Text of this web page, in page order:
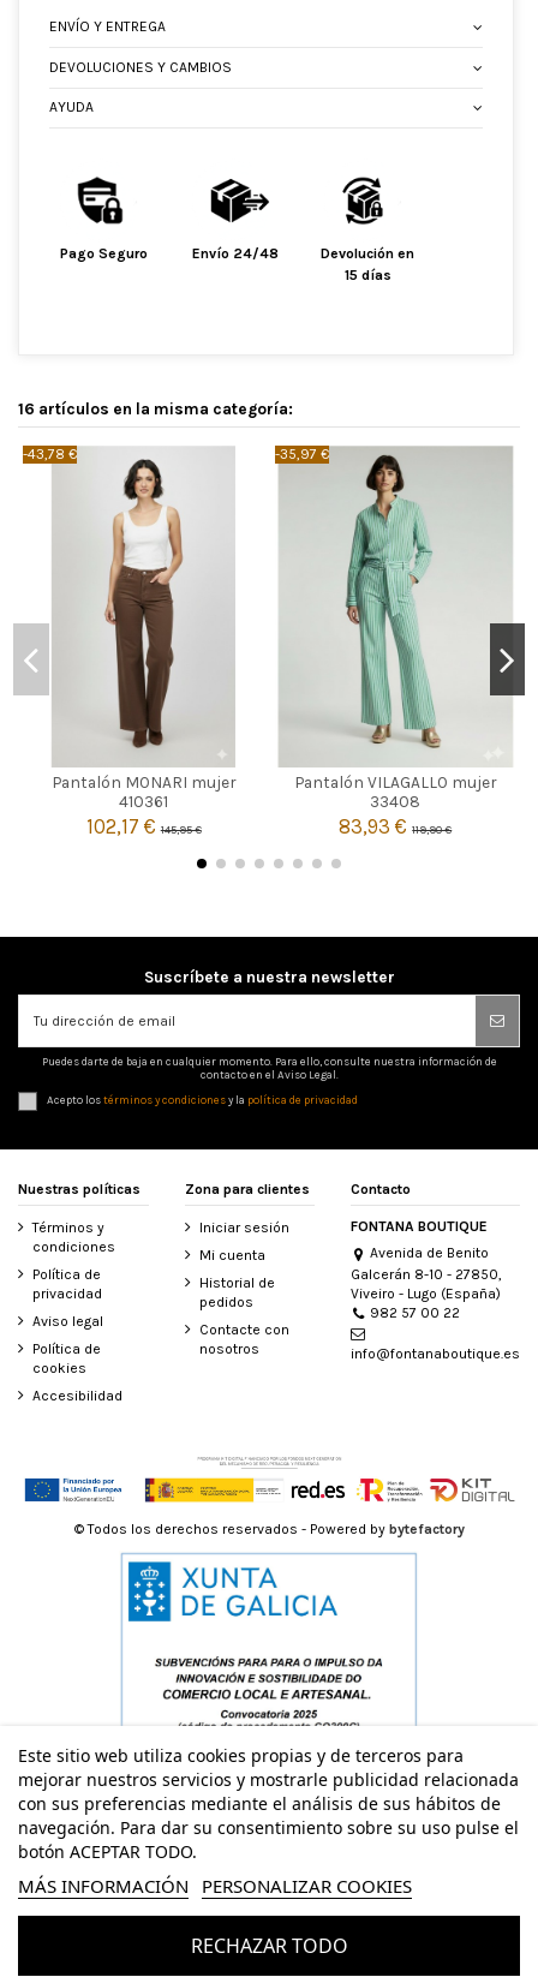
ENVÍO Y ENTREGA
DEVOLUCIONES Y CAMBIOS
AYUDA
Pago Seguro Envío 24/48
Devolución en
15 días
16 artículos en la misma categoría:
-43,78 €
Pantalón MONARI mujer
410361
102,17 €145,95 €
MARRON
40

-35,97 €
Pantalón VILAGALLO mujer
33408
83,93 €119,90 €
CRUDO
42

Suscríbete a nuestra newsletter
Puedes darte de baja en cualquier momento. Para ello, consulte nuestra información de
contacto en el Aviso Legal.
Acepto lostérminos y condicionesy la política de privacidad
Nuestras políticas
Términos y
condiciones
Política de
privacidad
Aviso legal
Política de
cookies
Accesibilidad
Zona para clientes
Iniciar sesión
Mi cuenta
Historial de
pedidos
Contacte con
nosotros
Contacto
FONTANA BOUTIQUE
Avenida de Benito
Galcerán 8-10 - 27850,
Viveiro - Lugo (España)
982 57 00 22
info@fontanaboutique.es
Este sitio web utiliza cookies propias y de terceros para
mejorar nuestros servicios y mostrarle publicidad relacionada
con sus preferencias mediante el análisis de sus hábitos de
navegación. Para dar su consentimiento sobre su uso pulse el
botón ACEPTAR TODO.
MÁS INFORMACIÓN PERSONALIZAR COOKIES
RECHAZAR TODO
© Todos los derechos reservados - Powered by bytefactory